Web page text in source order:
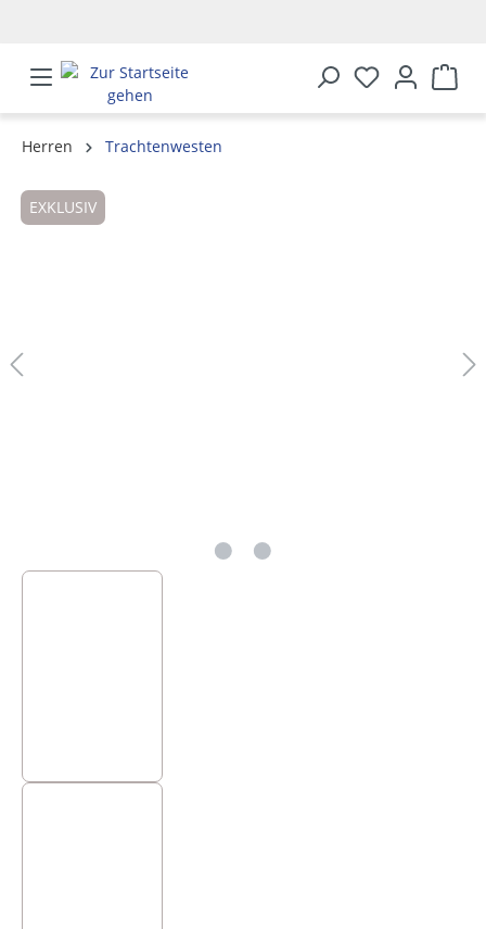
Herren
Trachtenwesten
EXKLUSIV